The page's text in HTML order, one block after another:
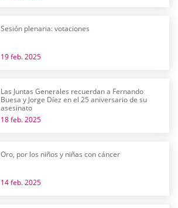
Sesión plenaria: votaciones
19 feb. 2025
Las Juntas Generales recuerdan a Fernando
Buesa y Jorge Díez en el 25 aniversario de su
asesinato
18 feb. 2025
Oro, por los niños y niñas con cáncer
14 feb. 2025